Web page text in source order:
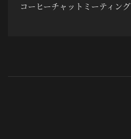
コーヒーチャットミーティング